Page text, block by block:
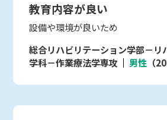
教育内容が良い
設備や環境が良いため
総合リハビリテーション学部－リ
学科－作業療法学専攻
男性 （